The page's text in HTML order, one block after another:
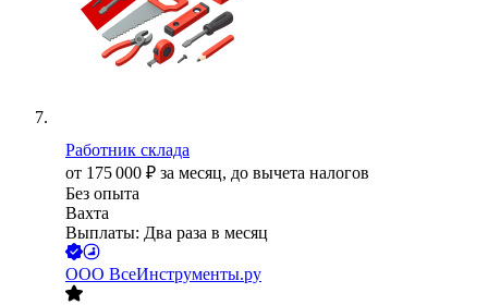
Работник склада
от 175 000 ₽ за месяц, до вычета налогов
Без опыта
Вахта
Выплаты: Два раза в месяц
ООО ВсеИнструменты.ру